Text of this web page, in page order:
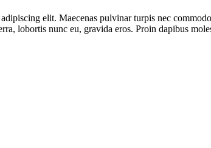
elit. Maecenas pulvinar turpis nec
lobortis nunc eu, gravida eros. Proin dapibus